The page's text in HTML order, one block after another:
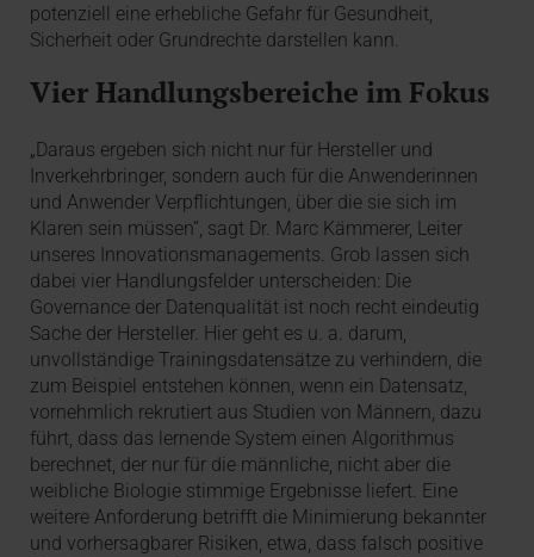
potenziell eine erhebliche Gefahr für Gesundheit,
Sicherheit oder Grundrechte darstellen kann.
Vier Handlungsbereiche im Fokus
„Daraus ergeben sich nicht nur für Hersteller und
Inverkehrbringer, sondern auch für die Anwenderinnen
und Anwender Verpflichtungen, über die sie sich im
Klaren sein müssen“, sagt Dr. Marc Kämmerer, Leiter
unseres Innovationsmanagements. Grob lassen sich
dabei vier Handlungsfelder unterscheiden: Die
Governance der Datenqualität ist noch recht eindeutig
Sache der Hersteller. Hier geht es u. a. darum,
unvollständige Trainingsdatensätze zu verhindern, die
zum Beispiel entstehen können, wenn ein Datensatz,
vornehmlich rekrutiert aus Studien von Männern, dazu
führt, dass das lernende System einen Algorithmus
berechnet, der nur für die männliche, nicht aber die
weibliche Biologie stimmige Ergebnisse liefert. Eine
weitere Anforderung betrifft die Minimierung bekannter
und vorhersagbarer Risiken, etwa, dass falsch positive